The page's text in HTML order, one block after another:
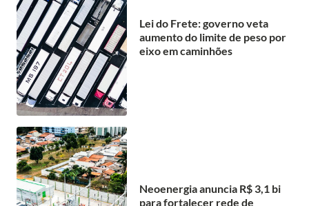
Lei do Frete: governo veta
aumento do limite de peso por
eixo em caminhões
Neoenergia anuncia R$ 3,1 bi
para fortalecer rede de